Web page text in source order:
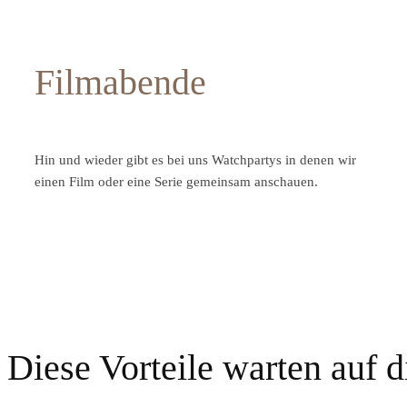
Filmabende
Hin und wieder gibt es bei uns Watchpartys in denen wir
einen Film oder eine Serie gemeinsam anschauen.
Diese Vorteile warten auf